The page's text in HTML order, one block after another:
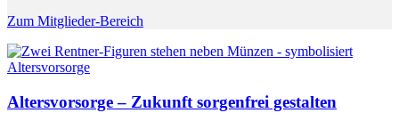
Zum Mitglieder-Bereich
Altersvorsorge – Zukunft sorgenfrei gestalten